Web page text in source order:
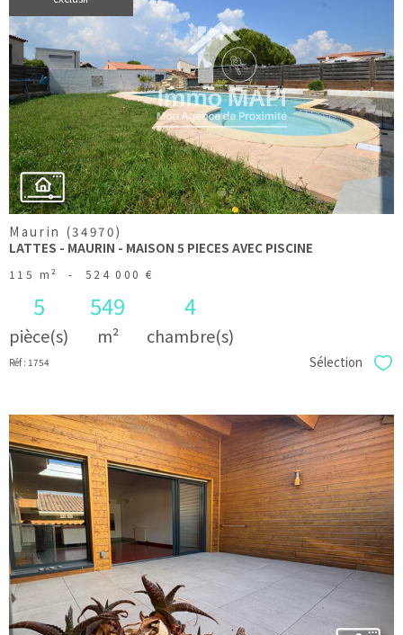
voir le
bien
Maurin (34970)
LATTES - MAURIN - MAISON 5 PIECES AVEC PISCINE
115 m² - 524 000 €
5
pièce(s)
549
m²
4
chambre(s)
Réf : 1754 Sélection
voir le
bien